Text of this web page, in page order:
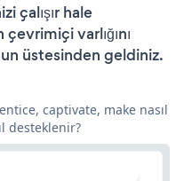
çalışır hale
varlığını
üstesinden geldiniz.
captivate, make nasıl
desteklenir?